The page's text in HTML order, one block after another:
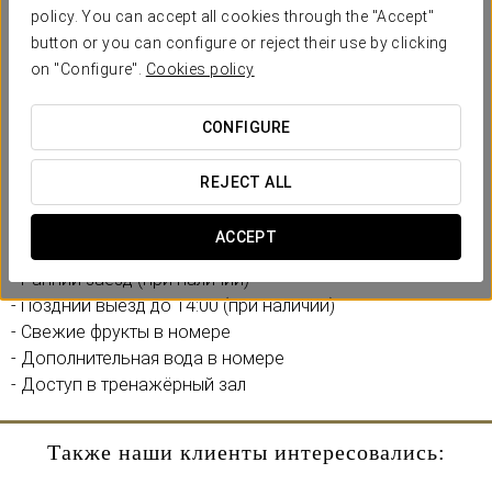
policy. You can accept all cookies through the "Accept"
button or you can configure or reject their use by clicking
on "Configure". Cookies policy
CONFIGURE
REJECT ALL
ACCEPT
20 €
Бизнес-опыт
Здесь вы найдёте пространство, созданное для того,
чтобы вы могли расслабиться и чувствовать себя
комфортно. Комфорт, тепло и мелочи, которые сделают
ваше пребывание особенным. Включает:
- Ранний заезд (при наличии)
- Поздний выезд до 14:00 (при наличии)
- Свежие фрукты в номере
- Дополнительная вода в номере
- Доступ в тренажёрный зал
Также наши клиенты интересовались: